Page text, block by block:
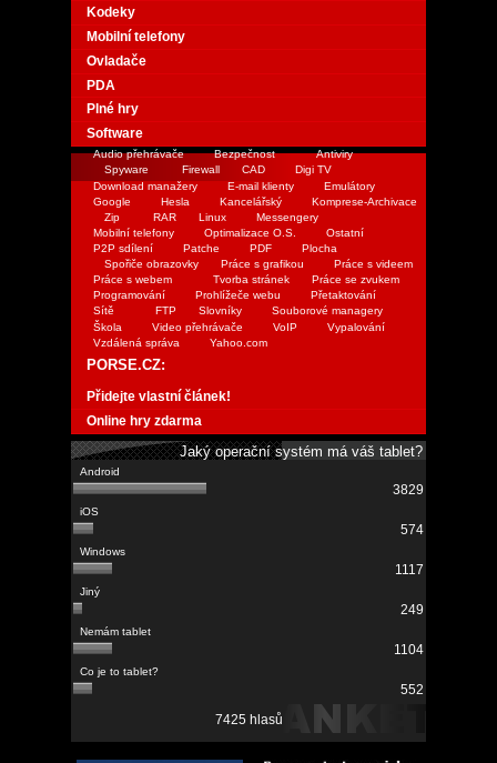
Kodeky
Mobilní telefony
Ovladače
PDA
Plné hry
Software
Audio přehrávače Bezpečnost
Antiviry
Spyware
Firewall CAD
Digi TV
Download manažery
E-mail klienty
Emulátory
Google
Hesla Kancelářský
Komprese-Archivace
Zip
RAR Linux
Messengery
Mobilní telefony
Optimalizace O.S.
Ostatní
P2P sdílení
Patche PDF
Plocha
Spořiče obrazovky
Práce s grafikou
Práce s videem
Práce s webem
Tvorba stránek
Práce se zvukem
Programování
Prohlížeče webu
Přetaktování
Sítě
FTP Slovníky
Souborové managery
Škola
Video přehrávače VoIP
Vypalování
Vzdálená správa
Yahoo.com
PORSE.CZ:
Přidejte vlastní článek!
Online hry zdarma
Jaký operační systém má váš tablet?
3829
574
1117
249
1104
552
7425 hlasů